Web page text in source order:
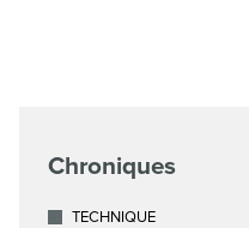
Chroniques
TECHNIQUE